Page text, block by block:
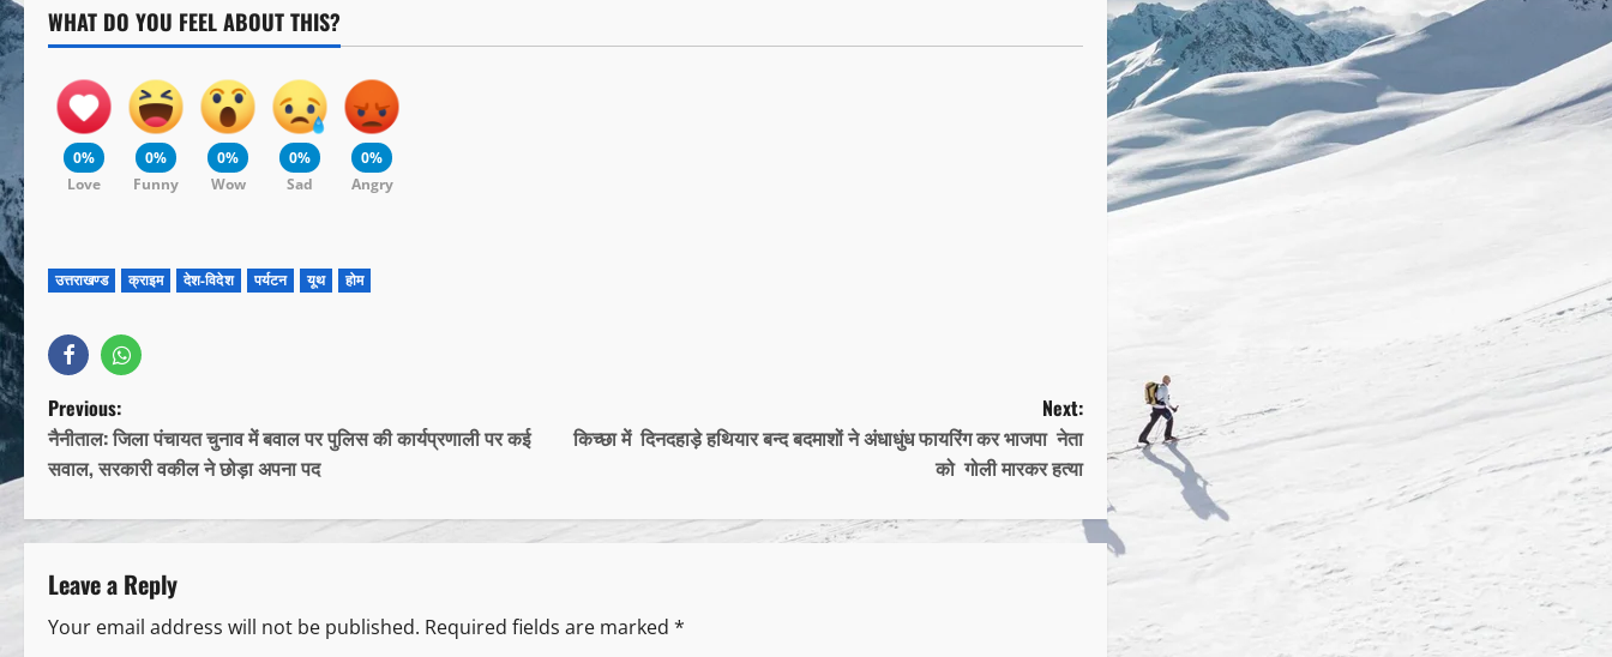
WHAT DO YOU FEEL ABOUT THIS?
0%
Love
0%
Funny
0%
Wow
0%
Sad
0%
Angry
उत्तराखण्ड क्राइम देश-विदेश पर्यटन यूथ होम
Previous:
नैनीताल: जिला पंचायत चुनाव में बवाल पर पुलिस की कार्यप्रणाली पर कई
सवाल, सरकारी वकील ने छोड़ा अपना पद
Next:
किच्छा में दिनदहाड़े हथियार बन्द बदमाशों ने अंधाधुंध फायरिंग कर भाजपा नेता
को गोली मारकर हत्या
Leave a Reply
Your email address will not be published. Required fields are marked *